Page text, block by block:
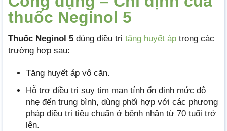
thuốc Neginol 5
Thuốc Neginol 5 dùng điều trị tăng huyết áp trong các
trường hợp sau:
Tăng huyết áp vô căn.
Hỗ trợ điều trị suy tim mạn tính ổn định mức độ
nhẹ đến trung bình, dùng phối hợp với các phương
pháp điều trị tiêu chuẩn ở bệnh nhân từ 70 tuổi trở
lên.